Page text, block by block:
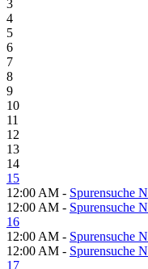
3
4
5
6
7
8
9
10
11
12
13
14
15
12:00 AM - Spurensuche
12:00 AM - Spurensuche
16
12:00 AM - Spurensuche
12:00 AM - Spurensuche
17